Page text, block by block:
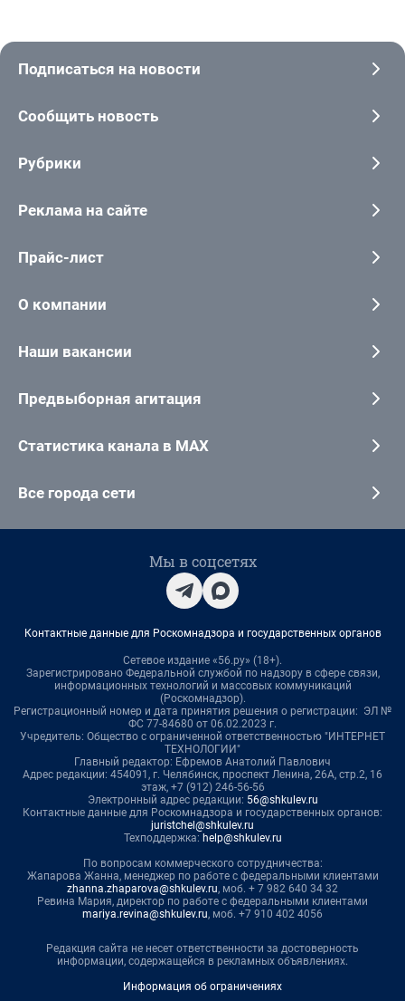
Подписаться на новости
Сообщить новость
Рубрики
Реклама на сайте
Прайс-лист
О компании
Наши вакансии
Предвыборная агитация
Статистика канала в MAX
Все города сети
Мы в соцсетях
Контактные данные для Роскомнадзора и государственных органов
Сетевое издание «56.ру» (18+).
Зарегистрировано Федеральной службой по надзору в сфере связи,
информационных технологий и массовых коммуникаций
(Роскомнадзор).
Регистрационный номер и дата принятия решения о регистрации: ЭЛ №
ФС 77-84680 от 06.02.2023 г.
Учредитель: Общество с ограниченной ответственностью "ИНТЕРНЕТ
ТЕХНОЛОГИИ"
Главный редактор: Ефремов Анатолий Павлович
Адрес редакции: 454091, г. Челябинск, проспект Ленина, 26А, стр.2, 16
этаж, +7 (912) 246-56-56
Электронный адрес редакции: 56@shkulev.ru
Контактные данные для Роскомнадзора и государственных органов:
juristchel@shkulev.ru
Техподдержка: help@shkulev.ru
По вопросам коммерческого сотрудничества:
Жапарова Жанна, менеджер по работе с федеральными клиентами
zhanna.zhaparova@shkulev.ru, моб. + 7 982 640 34 32
Ревина Мария, директор по работе с федеральными клиентами
mariya.revina@shkulev.ru, моб. +7 910 402 4056
Редакция сайта не несет ответственности за достоверность
информации, содержащейся в рекламных объявлениях.
Информация об ограничениях